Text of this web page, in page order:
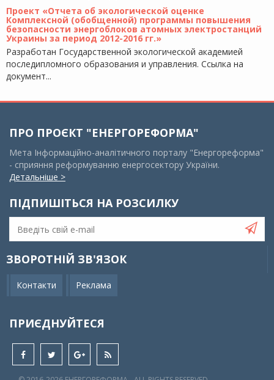
Проект «Отчета об экологической оценке
Комплексной (обобщенной) программы повышения
безопасности энергоблоков атомных электростанций
Украины за период 2012-2016 гг.»
Разработан Государственной экологической академией
последипломного образования и управления. Сcылка на
документ...
ПРО ПРОЄКТ "ЕНЕРГОРЕФОРМА"
Мета Інформаційно-аналітичного порталу "Енергореформа"
- сприяння реформуванню енергосектору України.
Детальніше >
ПІДПИШІТЬСЯ НА РОЗСИЛКУ
ЗВОРОТНІЙ ЗВ'ЯЗОК
Контакти Реклама
ПРИЄДНУЙТЕСЯ